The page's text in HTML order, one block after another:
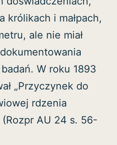
królikach i małpach,
ale nie miał
W roku 1893
„Przyczynek do
rdzenia
AU 24 s. 56-